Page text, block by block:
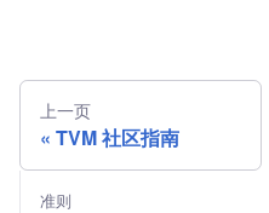
上一页
TVM 社区指南
准则